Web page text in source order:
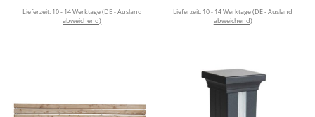
Lieferzeit: 10 - 14 Werktage(DE - Ausland
abweichend)
Lieferzeit: 10 - 14 Werktage(DE - Ausland
abweichend)